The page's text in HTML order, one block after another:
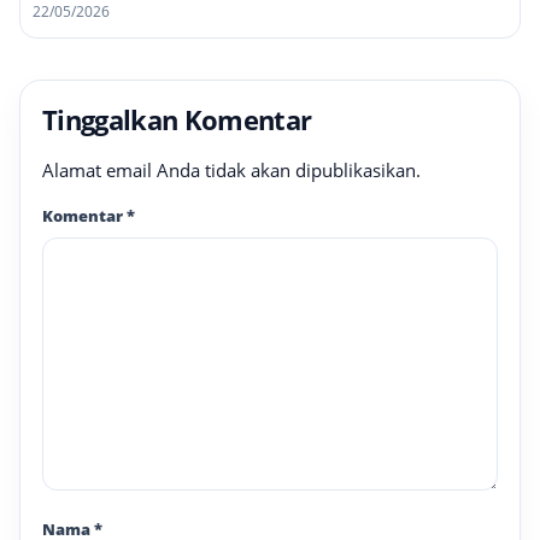
22/05/2026
Tinggalkan Komentar
Alamat email Anda tidak akan dipublikasikan.
Komentar*
Nama*